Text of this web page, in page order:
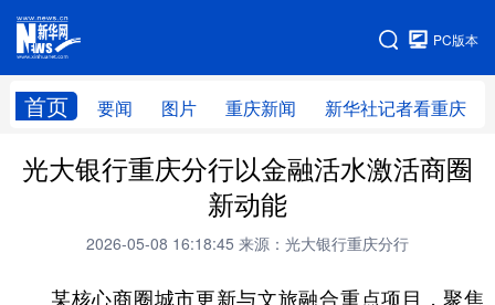
PC版本
首页 要闻 图片 重庆新闻 新华社记者看重庆
网站地图
光大银行重庆分行以金融活水激活商圈
新动能
2026-05-08 16:18:45 来源：光大银行重庆分行
某核心商圈城市更新与文旅融合重点项目，聚焦